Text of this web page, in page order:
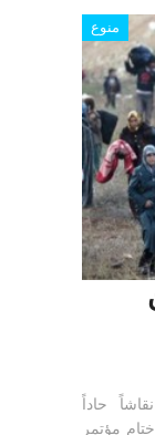
منوع
حاداً
مؤتمر